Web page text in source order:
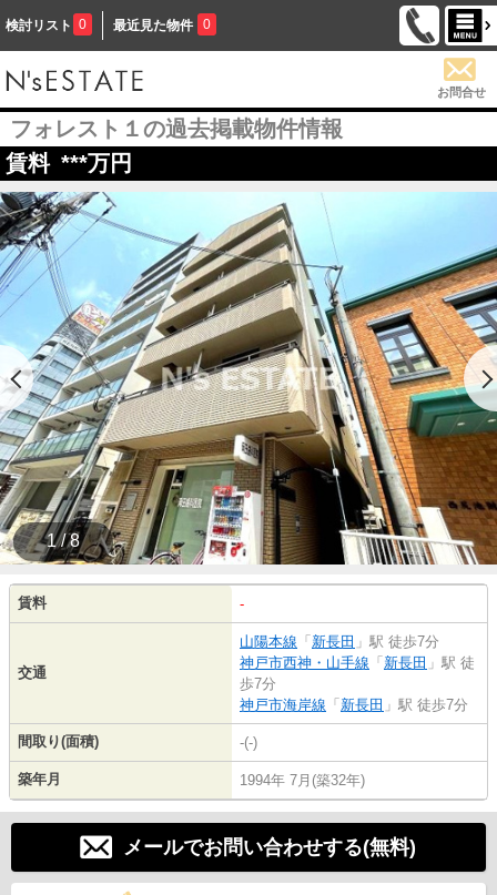
検討リスト 0 最近見た物件 0
お問合せ
フォレスト１の過去掲載物件情報
賃料 ***万円
1 / 8
賃料 -
交通
山陽本線 「 新長田 」駅 徒歩7分
神戸市西神・山手線 「 新長田 」駅 徒
歩7分
神戸市海岸線 「 新長田 」駅 徒歩7分
間取り(面積) -(-)
築年月 1994年 7月(築32年)
メールでお問い合わせする(無料)